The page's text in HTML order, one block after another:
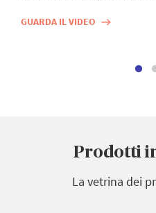
GUARDA IL VIDEO east
Prodotti
La vetrina dei